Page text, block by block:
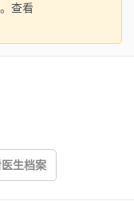
查看
生档案